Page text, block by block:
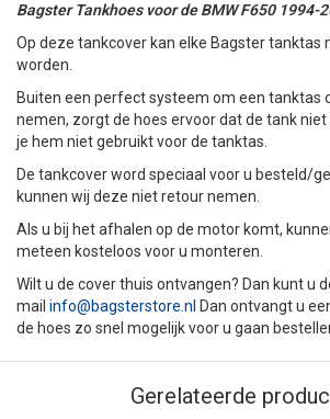
Bagster Tankhoes voor de BMW F650 1994-
Op deze tankcover kan elke Bagster tanktas
worden.
Buiten een perfect systeem om een tanktas
nemen, zorgt de hoes ervoor dat de tank niet
je hem niet gebruikt voor de tanktas.
De tankcover word speciaal voor u besteld/
kunnen wij deze niet retour nemen.
Als u bij het afhalen op de motor komt,
meteen kosteloos voor u monteren.
Wilt u de cover thuis ontvangen? Dan kunt u
mail info@bagsterstore.nl Dan ontvangt u
de hoes zo snel mogelijk voor u gaan
Gerelateerde